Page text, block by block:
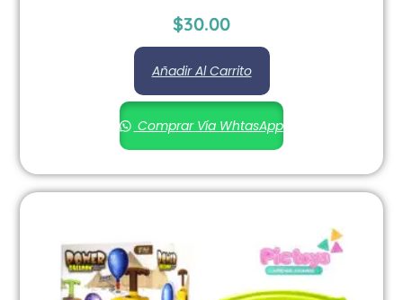
$30.00
Añadir Al Carrito
Comprar Vía WhtasApp